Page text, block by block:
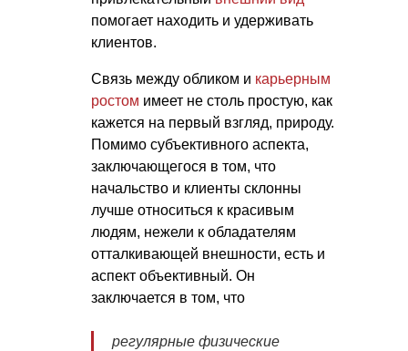
помогает находить и удерживать
клиентов.
Связь между обликом и карьерным
ростом имеет не столь простую, как
кажется на первый взгляд, природу.
Помимо субъективного аспекта,
заключающегося в том, что
начальство и клиенты склонны
лучше относиться к красивым
людям, нежели к обладателям
отталкивающей внешности, есть и
аспект объективный. Он
заключается в том, что
регулярные физические